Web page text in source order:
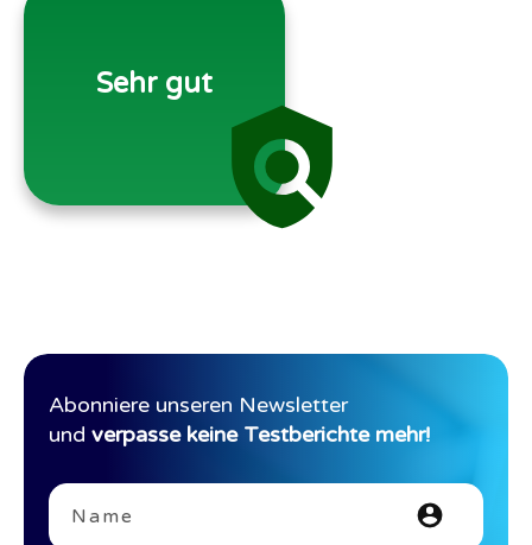
Sehr gut
Abonniere unseren Newsletter
und verpasse keine Testberichte mehr!